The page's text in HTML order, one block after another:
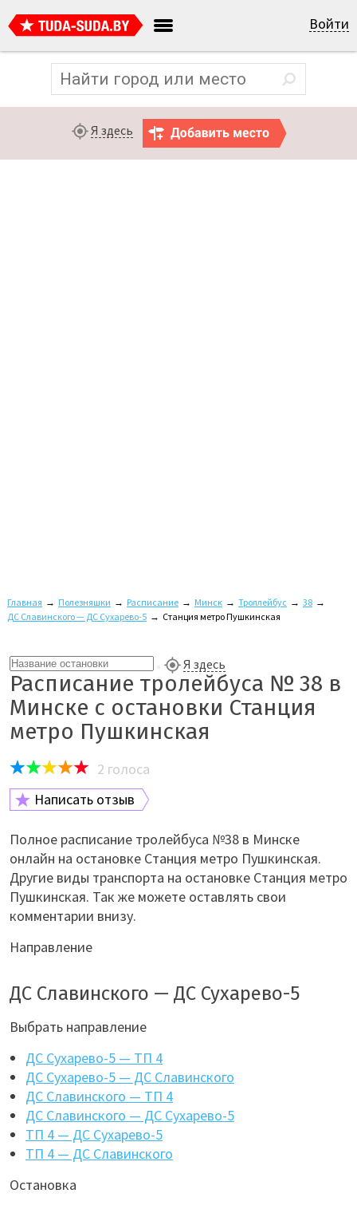
Войти
Я здесь
Главная → Полезняшки → Расписание → Минск → Троллейбус → 38 →
ДС Славинского — ДС Сухарево-5 → Станция метро Пушкинская
Я здесь
Расписание тролейбуса № 38 в
Минске с остановки Станция
метро Пушкинская
2 голоса
Написать отзыв
Полное расписание тролейбуса №38 в Минске
онлайн на остановке Станция метро Пушкинская.
Другие виды транспорта на остановке Станция метро
Пушкинская. Так же можете оставлять свои
комментарии внизу.
Направление
ДС Славинского — ДС Сухарево-5
Выбрать направление
ДС Сухарево-5 — ТП 4
ДС Сухарево-5 — ДС Славинского
ДС Славинского — ТП 4
ДС Славинского — ДС Сухарево-5
ТП 4 — ДС Сухарево-5
ТП 4 — ДС Славинского
Остановка